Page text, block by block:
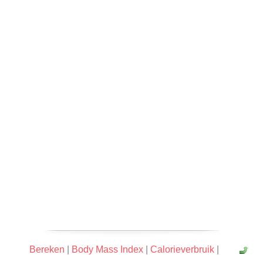
Bereken Body Mass Index| Calorieverbruik|